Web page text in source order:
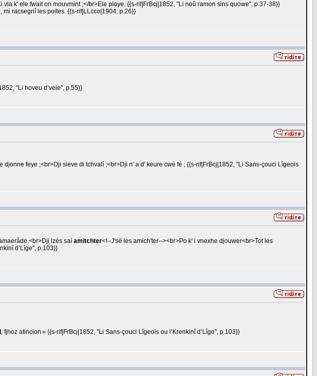
vla k' ele fwait on mouvmint ;</br>Ele ploye. {{s-rif|FrBcj|1852, ''Li noû ramon sins quowe'', p.37-38}}
mi racsegnî les poites. {{s-rif|LLcco|1904, p.26}}
''Li hoveu d’veie'', p.55}}
djonne feye ;<br>Dji sieve di tchvalî ;<br>Dji n' a d' keure cwè fé ; {{s-rif|FrBcj|1852, ''Li Sans-çouci Lîgeois
lzès sai amitchter<!--J'sé les amich'ter--><br>Po k' i vnexhe djouwer<br>Tot les
d’Lîge'', p.103}}
, fjhoz atincion » {{s-rif|FrBcj|1852, ''Li Sans-çouci Lîgeois ou l’Krenkinî d’Lîge'', p.103}}